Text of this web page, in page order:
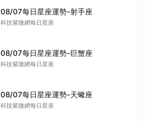
08/07每日星座運勢-射手座
科技紫微網每日星座
08/07每日星座運勢-巨蟹座
科技紫微網每日星座
08/07每日星座運勢-天蠍座
科技紫微網每日星座